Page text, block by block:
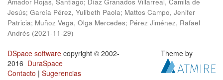
Jesús; García Pérez, Yulibeth Paola; Mattos Campo, Jenifer
Patricia; Muñoz Vega, Olga Mercedes; Pérez Jiménez, Rafael
Andrés (2021-11-29)
DSpace software copyright © 2002-
2016 DuraSpace
Contacto | Sugerencias
Theme by